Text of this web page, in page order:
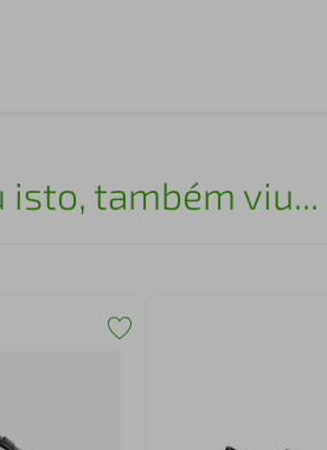
isto, também viu...